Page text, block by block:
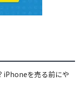
iPhoneを売る前にや